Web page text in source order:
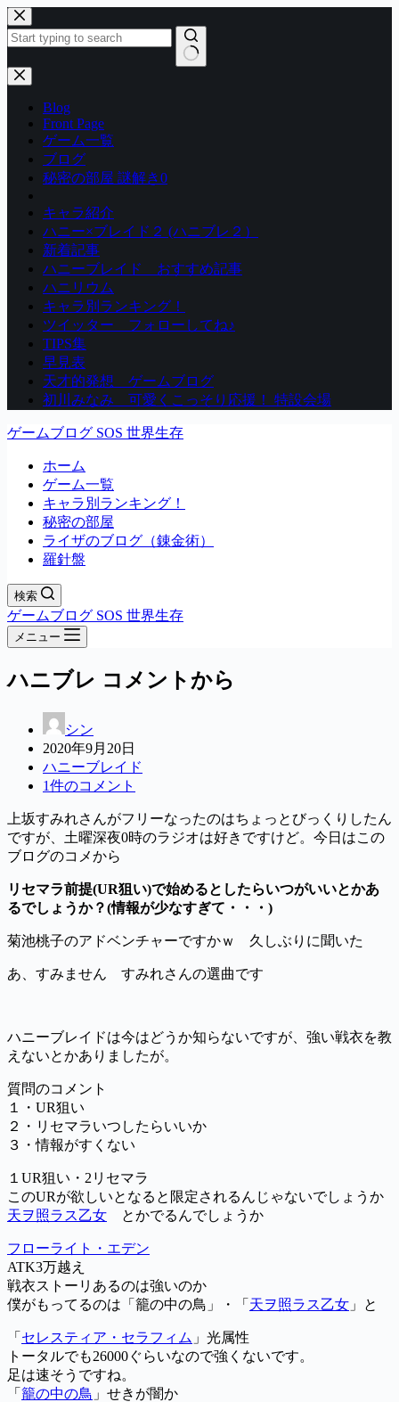
コ
ン
テ
ン
ツ
結
Blog
Front Page
ゲーム一覧
ブログ
秘密の部屋 謎解き0
キャラ紹介
ハニー×ブレイド２ (ハニブレ２）
新着記事
ハニーブレイド おすすめ記事
ハニリウム
キャラ別ランキング！
ツイッター フォローしてね♪
TIPS集
早見表
天才的発想 ゲームブログ
初川みなみ 可愛くこっそり応援！ 特設会場
ゲームブログ SOS 世界生存
ホーム
ゲーム一覧
キャラ別ランキング！
秘密の部屋
ライザのブログ（錬金術）
羅針盤
検索
ゲームブログ SOS 世界生存
メニュー
ハニブレ コメントから
シン
2020年9月20日
ハニーブレイド
1件のコメント
上坂すみれさんがフリーなったのはちょっとびっくりしたん
ですが、土曜深夜0時のラジオは好きですけど。今日はこの
ブログのコメから
リセマラ前提(UR狙い)で始めるとしたらいつがいいとかあ
るでしょうか？(情報が少なすぎて・・・)
菊池桃子のアドベンチャーですかｗ 久しぶりに聞いた
あ、すみません すみれさんの選曲です
ハニーブレイドは今はどうか知らないですが、強い戦衣を教
えないとかありましたが。
質問のコメント
１・UR狙い
２・リセマラいつしたらいいか
３・情報がすくない
１UR狙い・2リセマラ
このURが欲しいとなると限定されるんじゃないでしょうか
天ヲ照ラス乙女 とかでるんでしょうか
フローライト・エデン
ATK3万越え
戦衣ストーリあるのは強いのか
僕がもってるのは「籠の中の鳥」・「 天ヲ照ラス乙女 」と
「 セレスティア・セラフィム 」光属性
トータルでも26000ぐらいなので強くないです。
足は速そうですね。
「 籠の中の鳥 」せきが闇か